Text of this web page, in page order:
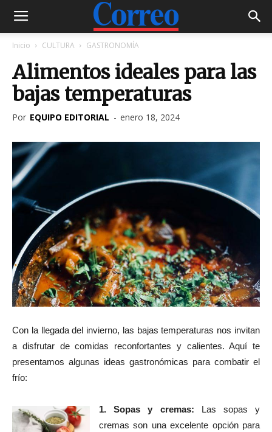
Inicio CULTURA GASTRONOMÍA
Alimentos ideales para las
bajas temperaturas
Por EQUIPO EDITORIAL - enero 18, 2024
Con la llegada del invierno, las bajas temperaturas nos invitan
a disfrutar de comidas reconfortantes y calientes. Aquí te
presentamos algunas ideas gastronómicas para combatir el
frío:
1. Sopas y cremas: Las sopas y
cremas son una excelente opción para